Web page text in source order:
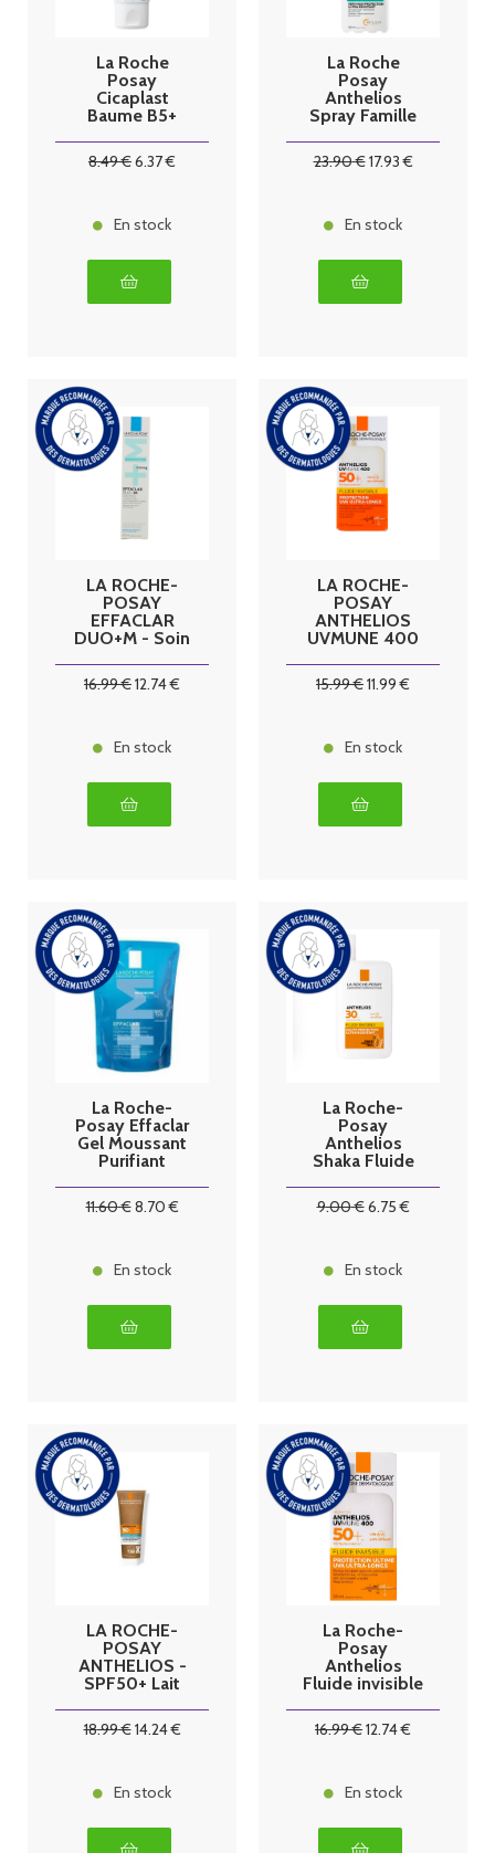
La Roche
Posay
Cicaplast
Baume B5+
Apaisant 40ml
8.49€6.37€
En stock
La Roche
Posay
Anthelios
Spray Famille
SPF50+ 300ml
23.90€17.93€
En stock
LA ROCHE-
POSAY
EFFACLAR
DUO+M - Soin
Anti-
Points noirs,
16.99€12.74€
En stock
LA ROCHE-
POSAY
ANTHELIOS
UVMUNE 400
Invisible
Sensibles,
15.99€11.99 €
En stock
La Roche-
Posay Effaclar
Gel Moussant
Purifiant
11.60€8.70€
En stock
La Roche-
Posay
Anthelios
Shaka Fluide
9.00€6.75€
En stock
LA ROCHE-
POSAY
ANTHELIOS -
SPF50+ Lait
Corps Eco-
Sèches, 250ml
18.99€14.24€
En stock
La Roche-
Posay
Anthelios
Fluide invisible
spf50
16.99€12.74€
En stock